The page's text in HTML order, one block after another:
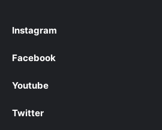
Instagram
Facebook
Youtube
Twitter